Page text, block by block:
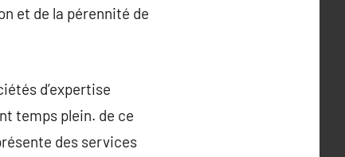
et de la pérennité de
d’expertise
temps plein. de ce
des services